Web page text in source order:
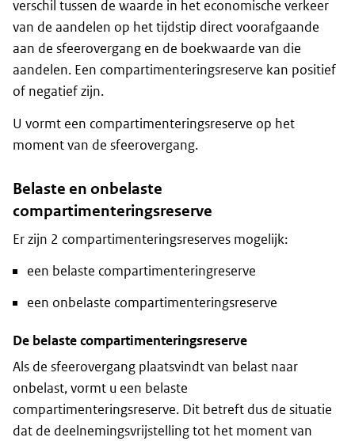
verschil tussen de waarde in het economische verkeer
van de aandelen op het tijdstip direct voorafgaande
aan de sfeerovergang en de boekwaarde van die
aandelen. Een compartimenteringsreserve kan positief
of negatief zijn.
U vormt een compartimenteringsreserve op het
moment van de sfeerovergang.
Belaste en onbelaste
compartimenteringsreserve
Er zijn 2 compartimenteringsreserves mogelijk:
een belaste compartimenteringreserve
een onbelaste compartimenteringsreserve
De belaste compartimenteringsreserve
Als de sfeerovergang plaatsvindt van belast naar
onbelast, vormt u een belaste
compartimenteringsreserve. Dit betreft dus de situatie
dat de deelnemingsvrijstelling tot het moment van